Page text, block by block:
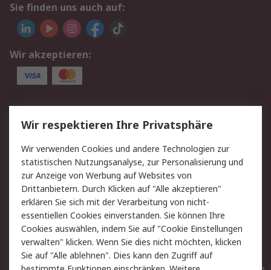
Sie finden uns auch auf:
Wir akzeptieren:
Service
Value Added Services
Lieferlösungen
Rücksendungen
Kontakt
Hilfe
Privatkunden
Rechtliches
AGB
Datenschutz
Cookie-Richtlinie
Zahlungsbedingungen
Copyright/Impressum
Entsorgung
Wir respektieren Ihre Privatsphäre
Wir verwenden Cookies und andere Technologien zur
statistischen Nutzungsanalyse, zur Personalisierung und
zur Anzeige von Werbung auf Websites von
Drittanbietern. Durch Klicken auf "Alle akzeptieren"
erklären Sie sich mit der Verarbeitung von nicht-
essentiellen Cookies einverstanden. Sie können Ihre
Cookies auswählen, indem Sie auf "Cookie Einstellungen
verwalten" klicken. Wenn Sie dies nicht möchten, klicken
Sie auf "Alle ablehnen". Dies kann den Zugriff auf